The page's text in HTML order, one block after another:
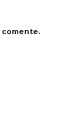
comente.